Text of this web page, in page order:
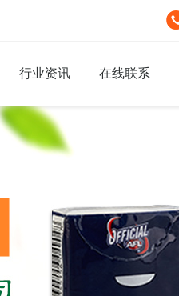
行业资讯 在线联系